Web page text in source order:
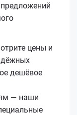
цены и
дешёвое
— наши